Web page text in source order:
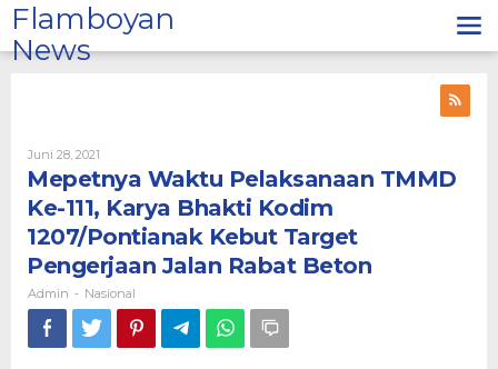
Lewati
ke
konten
Flamboyan
News
Juni 28, 2021
Mepetnya Waktu Pelaksanaan TMMD
Ke-111, Karya Bhakti Kodim
1207/Pontianak Kebut Target
Pengerjaan Jalan Rabat Beton
Admin - Nasional